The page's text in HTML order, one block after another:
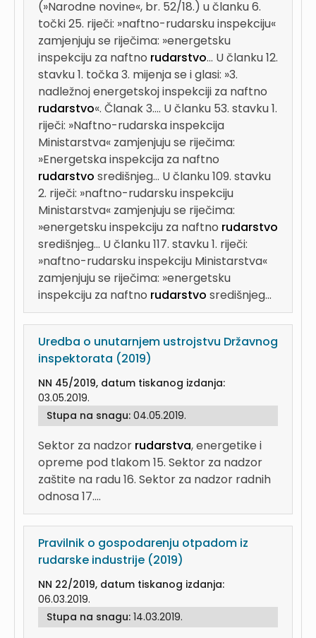
(»Narodne novine«, br. 52/18.) u članku 6.
točki 25. riječi: »naftno-rudarsku inspekciju«
zamjenjuju se riječima: »energetsku
inspekciju za naftno rudarstvo... U članku 12.
stavku 1. točka 3. mijenja se i glasi: »3.
nadležnoj energetskoj inspekciji za naftno
rudarstvo«. Članak 3.... U članku 53. stavku 1.
riječi: »Naftno-rudarska inspekcija
Ministarstva« zamjenjuju se riječima:
»Energetska inspekcija za naftno
rudarstvo središnjeg... U članku 109. stavku
2. riječi: »naftno-rudarsku inspekciju
Ministarstva« zamjenjuju se riječima:
»energetsku inspekciju za naftno rudarstvo
središnjeg... U članku 117. stavku 1. riječi:
»naftno-rudarsku inspekciju Ministarstva«
zamjenjuju se riječima: »energetsku
inspekciju za naftno rudarstvo središnjeg...
Uredba o unutarnjem ustrojstvu Državnog
inspektorata (2019)
NN 45/2019, datum tiskanog izdanja:
03.05.2019.
Stupa na snagu: 04.05.2019.
Sektor za nadzor rudarstva, energetike i
opreme pod tlakom 15. Sektor za nadzor
zaštite na radu 16. Sektor za nadzor radnih
odnosa 17....
Pravilnik o gospodarenju otpadom iz
rudarske industrije (2019)
NN 22/2019, datum tiskanog izdanja:
06.03.2019.
Stupa na snagu: 14.03.2019.